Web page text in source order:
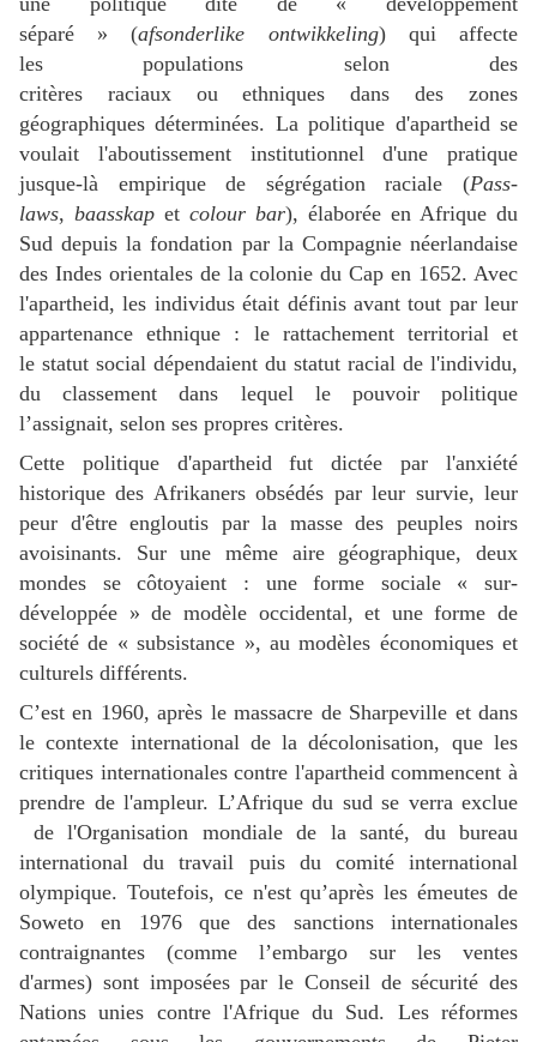
séparé » (afsonderlike ontwikkeling) qui affecte
les populations selon des
critères raciaux ou ethniques dans des zones
géographiques déterminées. La politique d'apartheid se
voulait l'aboutissement institutionnel d'une pratique
jusque-là empirique de ségrégation raciale (Pass-
laws, baasskap et colour bar), élaborée en Afrique du
Sud depuis la fondation par la Compagnie néerlandaise
des Indes orientales de la colonie du Cap en 1652. Avec
l'apartheid, les individus était définis avant tout par leur
appartenance ethnique : le rattachement territorial et
le statut social dépendaient du statut racial de l'individu,
du classement dans lequel le pouvoir politique
l’assignait, selon ses propres critères.
Cette politique d'apartheid fut dictée par l'anxiété
historique des Afrikaners obsédés par leur survie, leur
peur d'être engloutis par la masse des peuples noirs
avoisinants. Sur une même aire géographique, deux
mondes se côtoyaient : une forme sociale « sur-
développée » de modèle occidental, et une forme de
société de « subsistance », au modèles économiques et
culturels différents.
C’est en 1960, après le massacre de Sharpeville et dans
le contexte international de la décolonisation, que les
critiques internationales contre l'apartheid commencent à
prendre de l'ampleur. L’Afrique du sud se verra exclue
de l'Organisation mondiale de la santé, du bureau
international du travail puis du comité international
olympique. Toutefois, ce n'est qu’après les émeutes de
Soweto en 1976 que des sanctions internationales
contraignantes (comme l’embargo sur les ventes
d'armes) sont imposées par le Conseil de sécurité des
Nations unies contre l'Afrique du Sud. Les réformes